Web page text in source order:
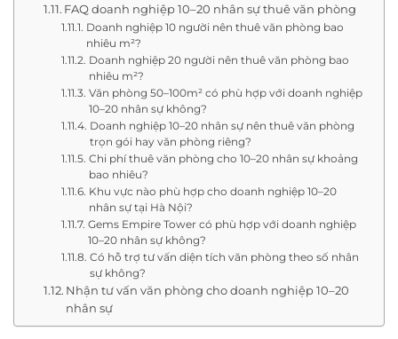
FAQ doanh nghiệp 10–20 nhân sự thuê văn phòng
Doanh nghiệp 10 người nên thuê văn phòng bao
nhiêu m²?
Doanh nghiệp 20 người nên thuê văn phòng bao
nhiêu m²?
Văn phòng 50–100m² có phù hợp với doanh nghiệp
10–20 nhân sự không?
Doanh nghiệp 10–20 nhân sự nên thuê văn phòng
trọn gói hay văn phòng riêng?
Chi phí thuê văn phòng cho 10–20 nhân sự khoảng
bao nhiêu?
Khu vực nào phù hợp cho doanh nghiệp 10–20
nhân sự tại Hà Nội?
Gems Empire Tower có phù hợp với doanh nghiệp
10–20 nhân sự không?
Có hỗ trợ tư vấn diện tích văn phòng theo số nhân
sự không?
Nhận tư vấn văn phòng cho doanh nghiệp 10–20
nhân sự